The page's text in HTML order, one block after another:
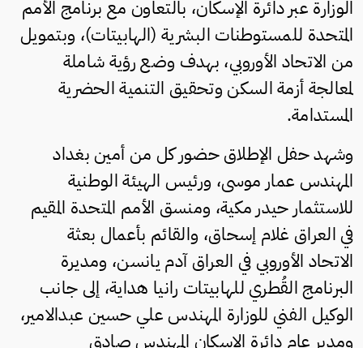
الوزارة عبر دائرة الإسكان، بالتعاون مع برنامج الأمم
المتحدة للمستوطنات البشرية (الهابيتات)، وبتمويل
من الاتحاد الأوروبي، بهدف وضع رؤية شاملة
لمعالجة أزمة السكن وتحقيق التنمية الحضرية
المستدامة.
وشهد حفل الإطلاق حضور كل من أمين بغداد
المهندس عمار موسى، ورئيس الهيئة الوطنية
للاستثمار حيدر مكية، ومنسق الأمم المتحدة المقيم
في العراق غلام إسحاق، والقائم بأعمال بعثة
الاتحاد الأوروبي في العراق آدم يانسن، ومديرة
البرنامج القُطري للهابيتات رانيا هداية، إلى جانب
الوكيل الفني للوزارة المهندس علي حسين عبدالامير،
ومدير عام دائرة الإسكان المهندس صادق